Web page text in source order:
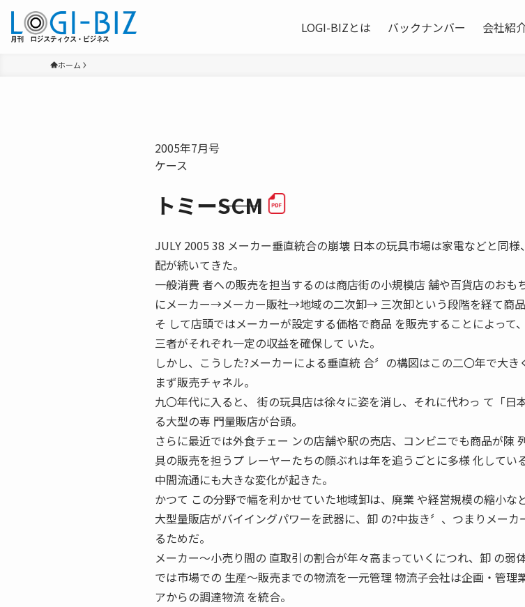
LOGI-BIZとは バックナンバー 会社紹
ホーム
2005年7月号
ケース
トミー――SCM
JULY 2005 38 メーカー垂直統合の崩壊 日本の玩具市場は家電などと同
配が続いてきた。
一般消費 者への販売を担当するのは商店街の小規模店 舗や百貨店のおも
にメーカー→メーカー販社→地域の二次卸→ 三次卸という段階を経て商品
そ して店頭ではメーカーが設定する価格で商品 を販売することによって
三者がそれぞれ一定の収益を確保して いた。
しかし、こうした?メーカーによる垂直統 合〞の構図はこの二〇年で大き
まず販売チャネル。
九〇年代に入ると、 街の玩具店は徐々に姿を消し、それに代わっ て「日
る大型の専 門量販店が台頭。
さらに最近では外食チェー ンの店舗や駅の売店、コンビニでも商品が陳
具の販売を担うプ レーヤーたちの顔ぶれは年を追うごとに多様 化している
中間流通にも大きな変化が起きた。
かつて この分野で幅を利かせていた地域卸は、廃業 や経営規模の縮小な
大型量販店がバイイングパワーを武器に、卸 の?中抜き〞、つまりメー
るためだ。
メーカー〜小売り間の 直取引の割合が年々高まっていくにつれ、卸 の弱
では市場での 生産〜販売までの物流を一元管理 物流子会社は企画・管理
アからの調達物流 を統合。